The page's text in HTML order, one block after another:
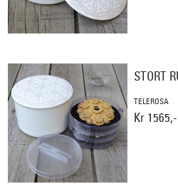
STORT
TELEROSA
Kr 1565,-